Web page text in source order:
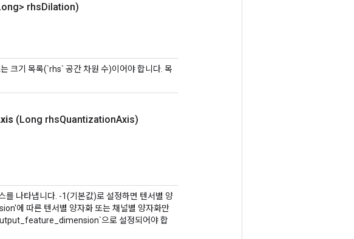
rhsDilation)
크기 목록(`rhs` 공간 차원 수)이어야 합니다. 목
(Long rhsQuantizationAxis)
를 나타냅니다. -1(기본값)로 설정하면 텐서별 양
에 따른 텐서별 양자화 또는 채널별 양자화만
으로 설정되어야 합